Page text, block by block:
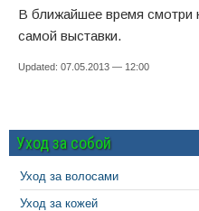
В ближайшее время смотри
самой выставки.
Updated: 07.05.2013 — 12:00
Уход за собой
Уход за волосами
Уход за кожей